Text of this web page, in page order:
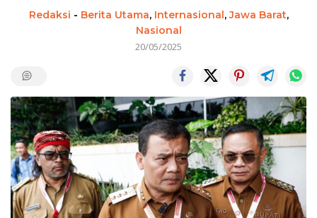
Redaksi - Berita Utama, Internasional,Jawa Barat,
Nasional
20/05/2025